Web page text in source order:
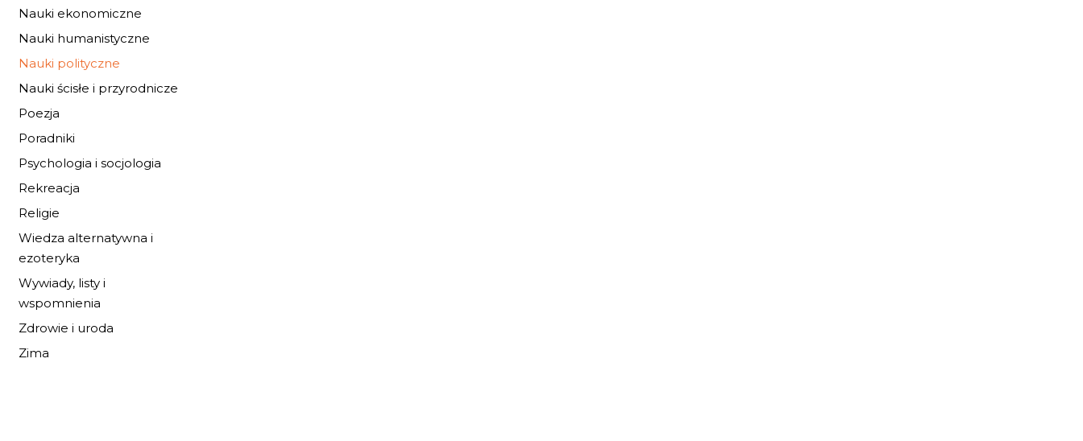
Nauki ekonomiczne
Nauki humanistyczne
Nauki polityczne
Nauki ścisłe i przyrodnicze
Poezja
Poradniki
Psychologia i socjologia
Rekreacja
Religie
Wiedza alternatywna i
ezoteryka
Wywiady, listy i
wspomnienia
Zdrowie i uroda
Zima